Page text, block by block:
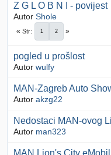
Z G L O B N I - povijest
Autor Shole
Str 1 2
pogled u prošlost
Autor wulfy
MAN-Zagreb Auto
Autor akzg22
Nedostaci MAN-ovog
Autor man323